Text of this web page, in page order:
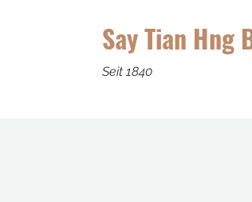
Say Tian Hng
Seit 1840